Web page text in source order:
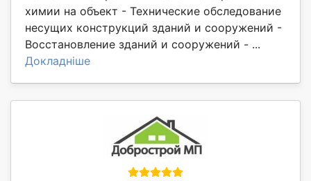
химии на объект - Технические обследование
несущих конструкций зданий и сооружений -
Восстановление зданий и сооружений - ...
Докладніше